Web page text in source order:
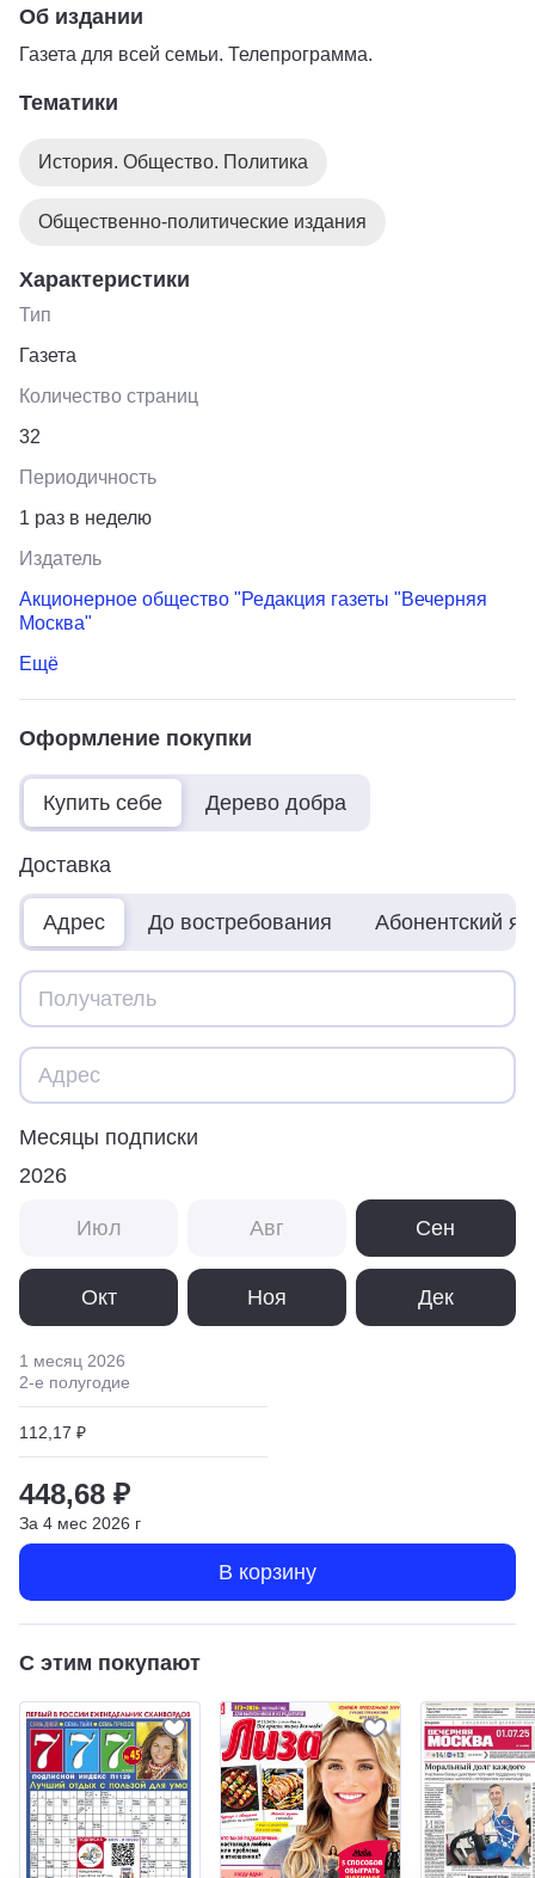
Об издании
Газета для всей семьи. Телепрограмма.
Тематики
История. Общество. Политика
Общественно-политические издания
Характеристики
Тип
Газета
Количество страниц
32
Периодичность
1 раз в неделю
Издатель
Акционерное общество "Редакция газеты "Вечерняя
Москва"
Ещё
Оформление покупки
Купить себе Дерево добра
Доставка
Адрес До востребования Абонентский
Месяцы подписки
2026
Июл Авг Сен
Окт Ноя Дек
1 месяц 2026
2-е полугодие
112,17 ₽
448,68 ₽
За 4 мес 2026 г
В корзину
С этим покупают